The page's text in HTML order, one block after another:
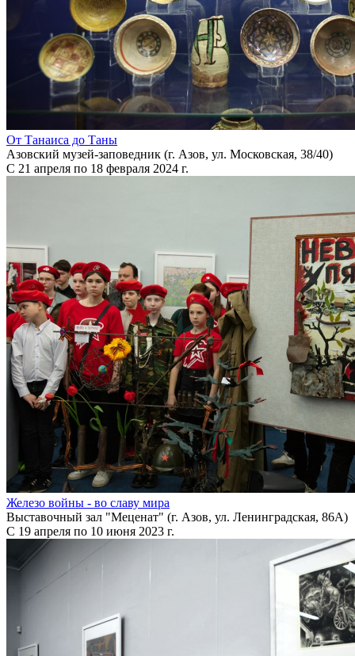
От Танаиса до Таны
Азовский музей-заповедник (г. Азов, ул. Московская, 38/40)
С 21 апреля по 18 февраля 2024 г.
Железо войны - во славу мира
Выставочный зал "Меценат" (г. Азов, ул. Ленинградская, 86А)
С 19 апреля по 10 июня 2023 г.